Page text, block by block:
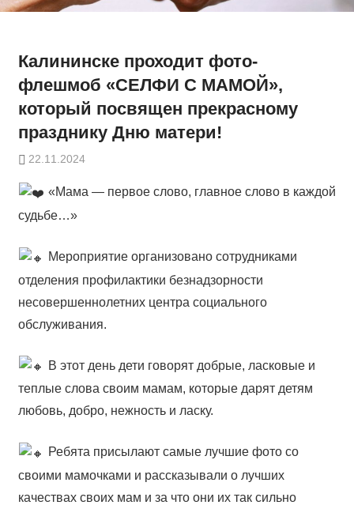
Калининске проходит фото-
флешмоб «СЕЛФИ С МАМОЙ»,
который посвящен прекрасному
празднику Дню матери!
22.11.2024
«Мама — первое слово, главное слово в каждой
судьбе…»
Мероприятие организовано сотрудниками
отделения профилактики безнадзорности
несовершеннолетних центра социального
обслуживания.
В этот день дети говорят добрые, ласковые и
теплые слова своим мамам, которые дарят детям
любовь, добро, нежность и ласку.
Ребята присылают самые лучшие фото со
своими мамочками и рассказывали о лучших
качествах своих мам и за что они их так сильно